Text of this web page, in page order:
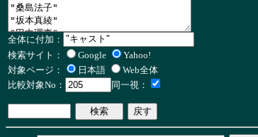
全体に付加：
検索サイト：
Google
Yahoo!
対象ページ：
日本語
Web全体
比較対象No：
同一視：